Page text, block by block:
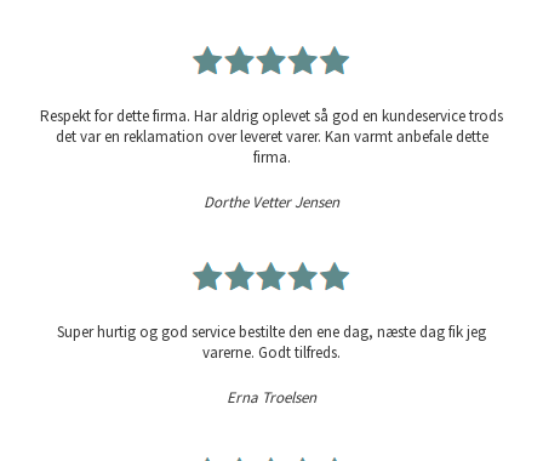
Respekt for dette firma. Har aldrig oplevet så god en kundeservice trods
det var en reklamation over leveret varer. Kan varmt anbefale dette
firma.
Dorthe Vetter Jensen
Super hurtig og god service bestilte den ene dag, næste dag fik jeg
varerne. Godt tilfreds.
Erna Troelsen